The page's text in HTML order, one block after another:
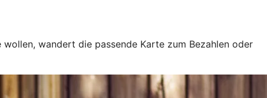
wandert die passende Karte zum Bezahlen oder